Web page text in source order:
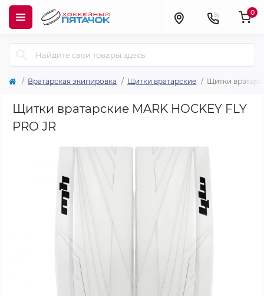
0
Вратарская экипировка Щитки вратарские Щитки
Щитки вратарские MARK HOCKEY FLY
PRO JR